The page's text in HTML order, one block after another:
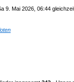
9. Mai 2026, 06:44